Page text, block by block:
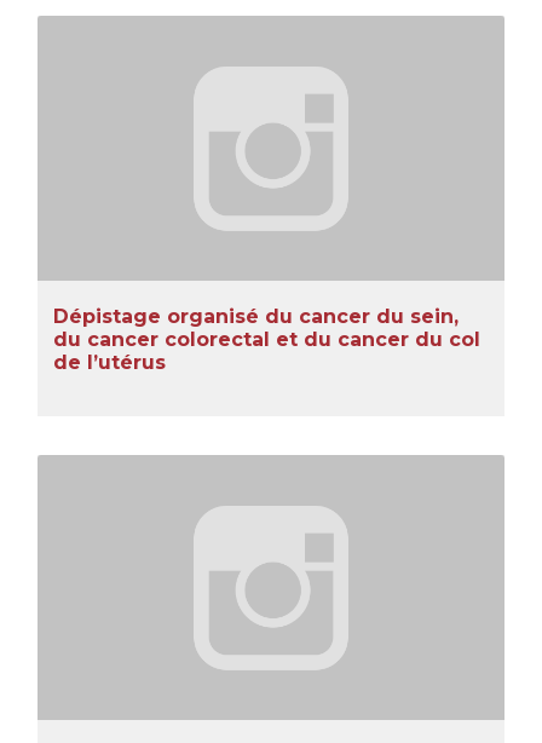
Dépistage organisé du cancer du sein,
du cancer colorectal et du cancer du col
de l’utérus